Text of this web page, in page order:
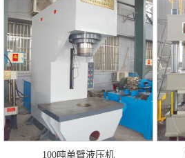
100吨单臂液压机